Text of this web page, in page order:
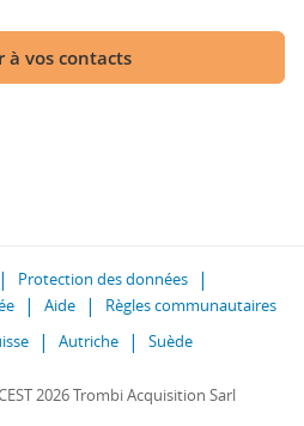
à vos contacts
Protection des données
Aide
Règles communautaires
Autriche Suède
2026 Trombi Acquisition Sarl